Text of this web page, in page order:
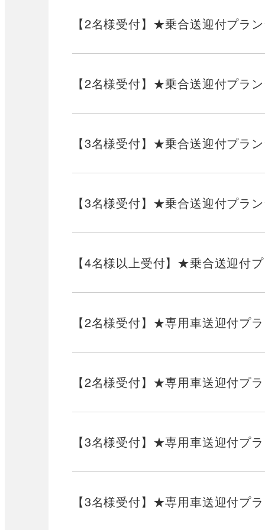
【2名様受付】★乗合送迎付プラ
【2名様受付】★乗合送迎付プラ
【3名様受付】★乗合送迎付プラ
【3名様受付】★乗合送迎付プラ
【4名様以上受付】★乗合送迎付
【2名様受付】★専用車送迎付プ
【2名様受付】★専用車送迎付プ
【3名様受付】★専用車送迎付プ
【3名様受付】★専用車送迎付プ